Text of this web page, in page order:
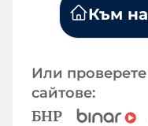
Към
Или
сайтове:
БНР